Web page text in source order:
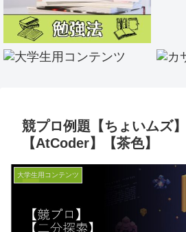
競プロ例題【ちょいムズ
【AtCoder】【茶色】
大学生用コンテンツ